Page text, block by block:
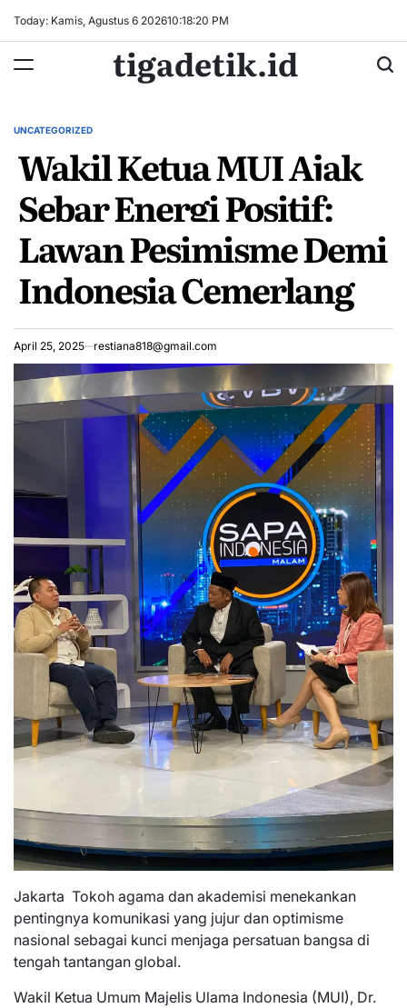
Today: Kamis, Agustus 6 202610:18:21 PM
tigadetik.id
POSTED
UNCATEGORIZED
Wakil Ketua MUI Ajak
Sebar Energi Positif:
Lawan Pesimisme Demi
Indonesia Cemerlang
April 25, 2025 restiana818@gmail.com
Jakarta  Tokoh agama dan akademisi menekankan
pentingnya komunikasi yang jujur dan optimisme
nasional sebagai kunci menjaga persatuan bangsa di
tengah tantangan global.
Wakil Ketua Umum Majelis Ulama Indonesia (MUI), Dr.